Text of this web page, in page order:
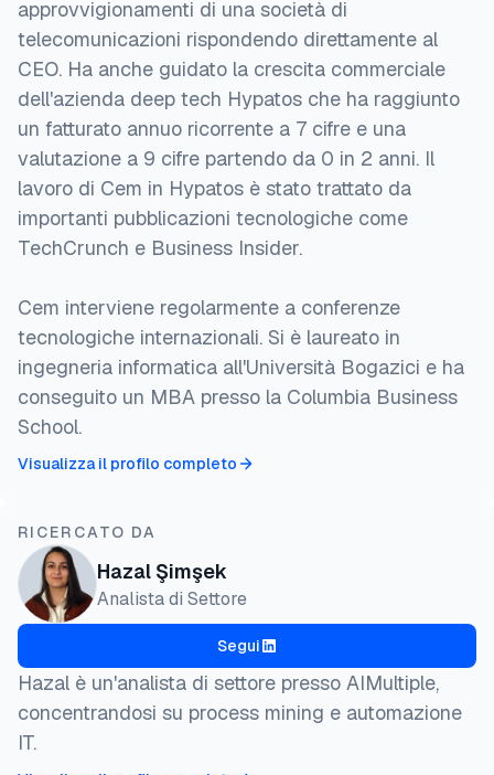
approvvigionamenti di una società di
telecomunicazioni rispondendo direttamente al
CEO. Ha anche guidato la crescita commerciale
dell'azienda deep tech Hypatos che ha raggiunto
un fatturato annuo ricorrente a 7 cifre e una
valutazione a 9 cifre partendo da 0 in 2 anni. Il
lavoro di Cem in Hypatos è stato trattato da
importanti pubblicazioni tecnologiche come
TechCrunch e Business Insider.
Cem interviene regolarmente a conferenze
tecnologiche internazionali. Si è laureato in
ingegneria informatica all'Università Bogazici e ha
conseguito un MBA presso la Columbia Business
School.
Visualizza il profilo completo
RICERCATO DA
Hazal Şimşek
Analista di Settore
Segui
Hazal è un'analista di settore presso AIMultiple,
concentrandosi su process mining e automazione
IT.